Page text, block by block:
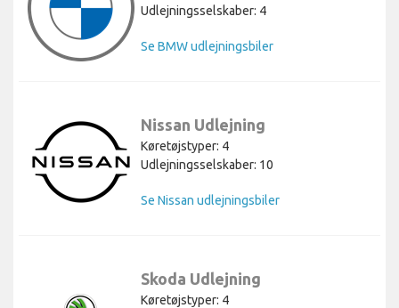
Udlejningsselskaber: 4
Se BMW udlejningsbiler
Nissan Udlejning
Køretøjstyper: 4
Udlejningsselskaber: 10
Se Nissan udlejningsbiler
Skoda Udlejning
Køretøjstyper: 4